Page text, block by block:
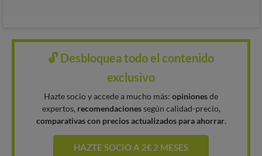
🔓 Desbloquea todo el contenido
exclusivo
Hazte socio y accede a mucho más: opinionesde
expertos, recomendacionessegún calidad-precio,
comparativas con precios actualizados para ahorrar.
HAZTE SOCIO A 2€ 2 MESES